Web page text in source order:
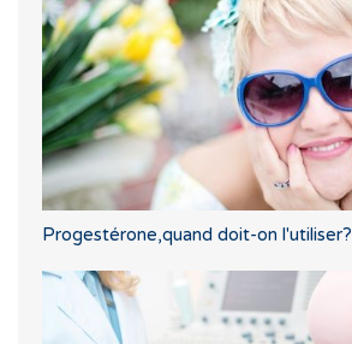
Progestérone,quand doit-on l'utiliser?